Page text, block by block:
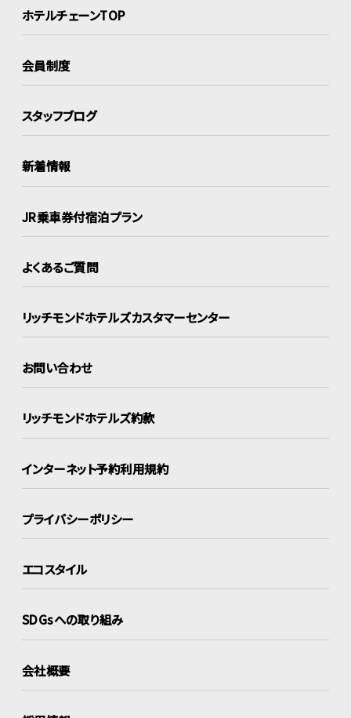
ホテルチェーンTOP
会員制度
スタッフブログ
新着情報
JR乗車券付宿泊プラン
よくあるご質問
リッチモンドホテルズカスタマーセンター
お問い合わせ
リッチモンドホテルズ約款
インターネット予約利用規約
プライバシーポリシー
エコスタイル
SDGsへの取り組み
会社概要